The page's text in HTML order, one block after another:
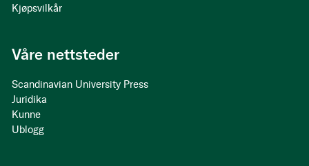
Kjøpsvilkår
Våre nettsteder
Scandinavian University Press
Juridika
Kunne
Ublogg